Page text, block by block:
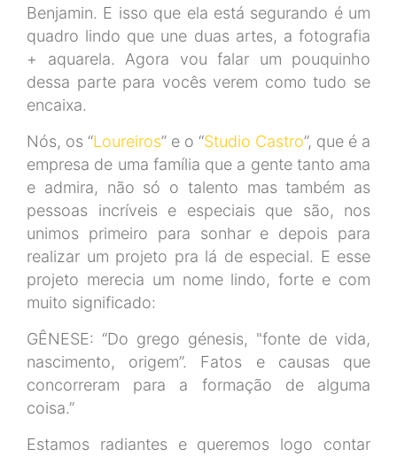
Benjamin. E isso que ela está segurando é um
quadro lindo que une duas artes, a fotografia
+ aquarela. Agora vou falar um pouquinho
dessa parte para vocês verem como tudo se
encaixa.
Nós, os “Loureiros” e o “Studio Castro”, que é a
empresa de uma família que a gente tanto ama
e admira, não só o talento mas também as
pessoas incríveis e especiais que são, nos
unimos primeiro para sonhar e depois para
realizar um projeto pra lá de especial. E esse
projeto merecia um nome lindo, forte e com
muito significado:
GÊNESE: “Do grego génesis, "fonte de vida,
nascimento, origem”. Fatos e causas que
concorreram para a formação de alguma
coisa.”
Estamos radiantes e queremos logo contar